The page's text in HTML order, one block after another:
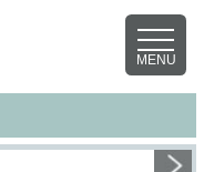
sito utilizza i cookies.
dei cookies. Per ulteriori
MENU